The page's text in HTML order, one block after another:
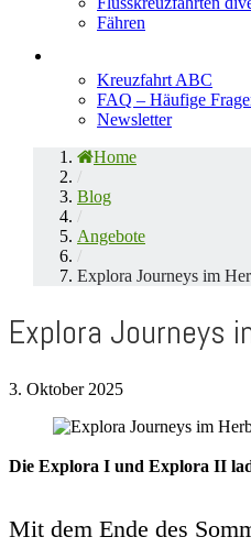
Fähren
Kreuzfahrt ABC
FAQ – Häufige
Newsletter
Home
/
Blog
/
Angebote
/
Explora Journeys im
Explora Journeys
3. Oktober 2025
Die Explora I und Explora II
Mit dem Ende des